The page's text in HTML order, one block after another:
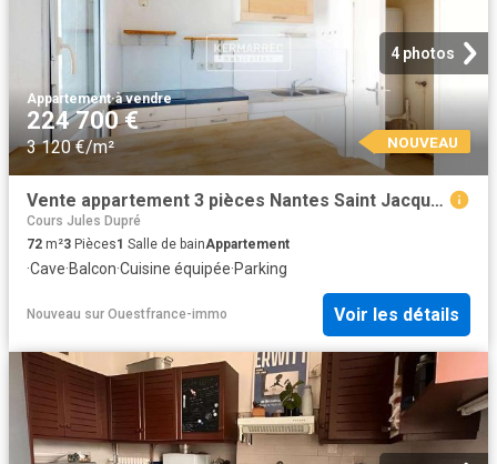
4 photos
Appartement·à vendre
224 700 €
3 120 €/m² NOUVEAU
Vente appartement 3 pièces Nantes Saint Jacques 44
Cours Jules Dupré
72 m²3 Pièces1 Salle de bainAppartement
·Cave·Balcon·Cuisine équipée·Parking
Nouveau sur Ouestfrance-immo Voir les détails